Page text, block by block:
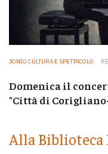
JONIO CULTURA E SPETTACOLO
Domenica il
"Città di
Alla Biblioteca